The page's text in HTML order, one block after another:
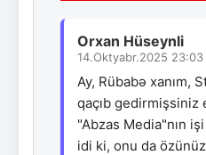
Orxan Hüseynli
14.Oktyabr.2025 23:03
Ay, Rübabə xanım,
qaçıb gedirmişsiniz
"Abzas Media"nın
idi ki, onu da